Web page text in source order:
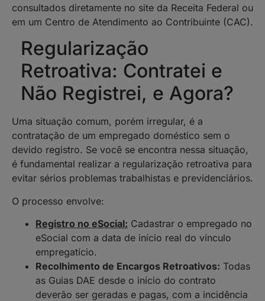
consultados diretamente no site da Receita Federal ou
em um Centro de Atendimento ao Contribuinte (CAC).
Regularização
Retroativa: Contratei e
Não Registrei, e Agora?
Uma situação comum, porém irregular, é a
contratação de um empregado doméstico sem o
devido registro. Se você se encontra nessa situação,
é fundamental realizar a regularização retroativa para
evitar sérios problemas trabalhistas e previdenciários.
O processo envolve:
Registro no eSocial: Cadastrar o empregado no
eSocial com a data de início real do vínculo
empregatício.
Recolhimento de Encargos Retroativos: Todas
as Guias DAE desde o início do contrato
deverão ser geradas e pagas, com a incidência